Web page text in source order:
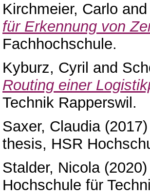
Kirchmeier, Carlo and
für Erkennung von
Fachhochschule.
Kyburz, Cyril and
Routing einer
Technik Rapperswil.
Saxer, Claudia(2017)
thesis, HSR
Stalder, Nicola
Hochschule für